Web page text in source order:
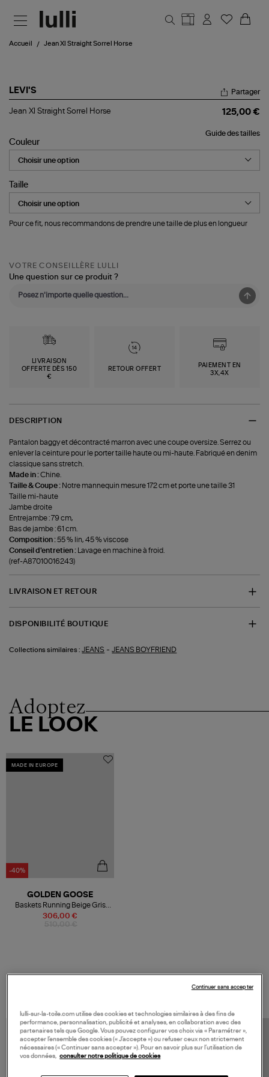
Accueil Jean Xl Straight Sorrel Horse
LEVI'S
Jean
Sorrel
Horse
Partager
Jean Xl Straight Sorrel Horse 125,00 €
Guide des tailles
Couleur
Taille
Pour ce fit, nous recommandons de prendre une taille de plus en longueur
VOTRE CONSEILLÈRE LULLI
Une question sur ce produit ?
LIVRAISON
OFFERTE DÈS 150
€
RETOUR OFFERT
PAIEMENT EN
3X,4X
DESCRIPTION
Pantalon baggy et décontracté marron avec une coupe oversize. Serrez ou
enlever la ceinture pour le porter taille haute ou mi-haute. Fabriqué en denim
classique sans stretch.
Made in :Chine.
Taille & Coupe : Notre mannequin mesure 172 cm et porte une taille 31
Taille mi-haute
Jambe droite
Entrejambe : 79 cm,
Bas de jambe : 61 cm.
Composition :55 % lin, 45 % viscose
Conseil d'entretien : Lavage en machine à froid.
(ref-A87010016243)
LIVRAISON ET RETOUR
DISPONIBILITÉ BOUTIQUE
Collections similaires : JEANS -JEANS BOYFRIEND
Adoptez
LE LOOK
MADE IN EUROPE
-40%
306,00 €
GOLDEN GOOSE
Baskets Running Beige Gris
Clair
lulli-sur-la-toile.com utilise des cookies et technologies similaires à des fins de
performance, personnalisation, publicité et analyses, en collaboration avec des
partenaires tels que Google. Vous pouvez configurer vos choix via « Paramétrer »,
accepter l’ensemble des cookies (« J’accepte ») ou refuser ceux non strictement
nécessaires (« Continuer sans accepter »). Pour en savoir plus sur l’utilisation de
vos données,
consulter notre politique de cookies
Continuer sans accepter